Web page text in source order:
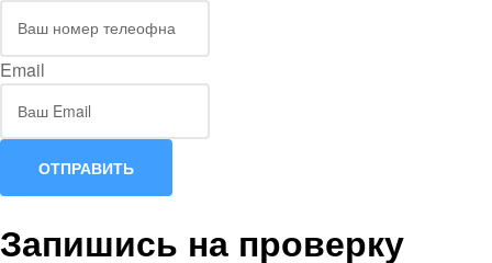
Email
ОТПРАВИТЬ
Запишись на проверку